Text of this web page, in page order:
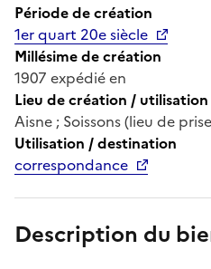
Période de création
1er quart 20e siècle
Millésime de création
1907 expédié en
Lieu de création / utilisation
Aisne ; Soissons (lieu de
Utilisation / destination
correspondance
Description du